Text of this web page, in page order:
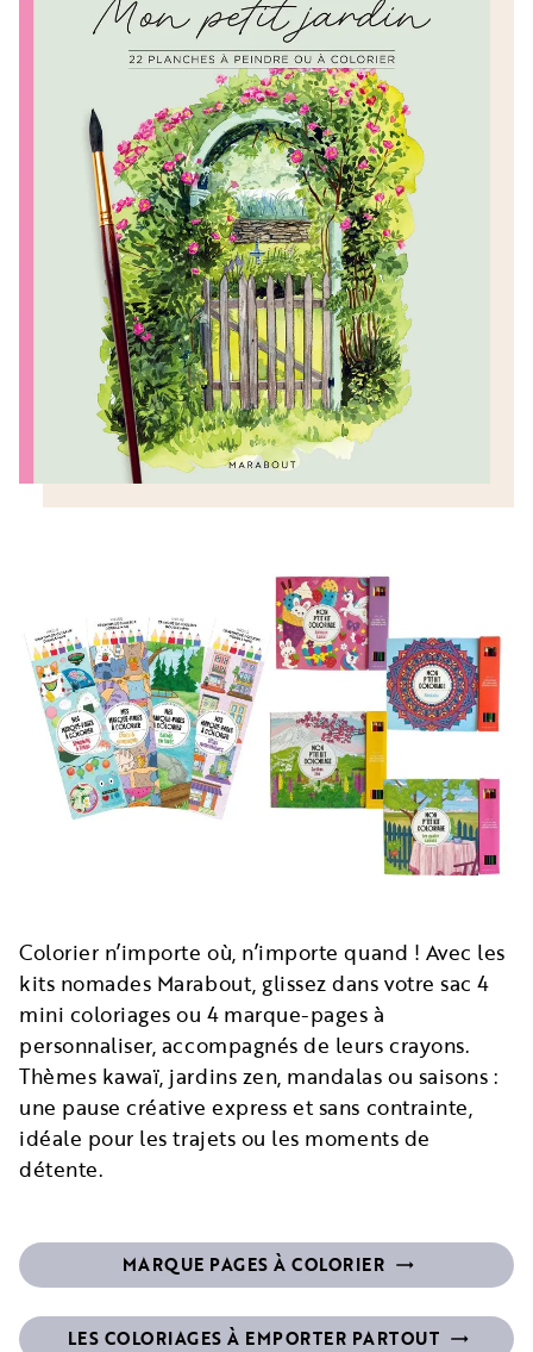
Colorier n’importe où, n’importe quand ! Avec les
kits nomades Marabout, glissez dans votre sac 4
mini coloriages ou 4 marque-pages à
personnaliser, accompagnés de leurs crayons.
Thèmes kawaï, jardins zen, mandalas ou saisons :
une pause créative express et sans contrainte,
idéale pour les trajets ou les moments de
détente.
MARQUE PAGES À COLORIER
LES COLORIAGES À EMPORTER PARTOUT